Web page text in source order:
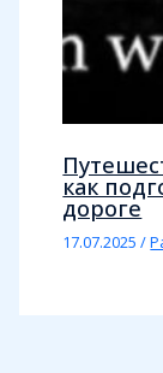
как
дороге
17.07.2025/